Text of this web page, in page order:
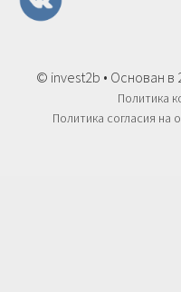
© invest2b • Основан в
Политика
Политика согласия на